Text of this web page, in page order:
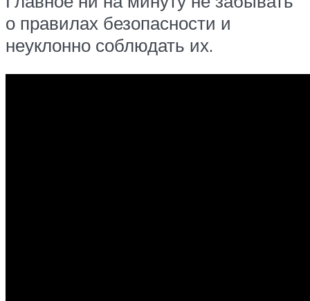
о правилах безопасности и
неуклонно соблюдать их.